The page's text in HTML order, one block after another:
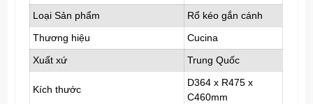
Loại Sản phẩm
Rổ kéo gắn cánh
Thương hiệu
Cucina
Xuất xứ
Trung Quốc
Kích thước
D364 x R475 x
C460mm